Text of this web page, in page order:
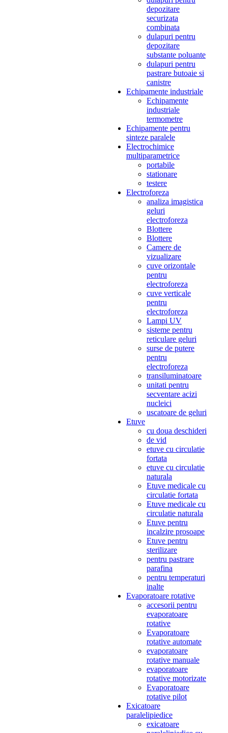
depozitare
securizata
combinata
dulapuri pentru
depozitare
substante poluante
dulapuri pentru
pastrare butoaie si
canistre
Echipamente industriale
Echipamente
industriale
termometre
Echipamente pentru
sinteze paralele
Electrochimice
multiparametrice
portabile
stationare
testere
Electroforeza
analiza imagistica
geluri
electroforeza
Blottere
Blottere
Camere de
vizualizare
cuve orizontale
pentru
electroforeza
cuve verticale
pentru
electroforeza
Lampi UV
sisteme pentru
reticulare geluri
surse de putere
pentru
electroforeza
transiluminatoare
unitati pentru
secventare acizi
nucleici
uscatoare de geluri
Etuve
cu doua deschideri
de vid
etuve cu circulatie
fortata
etuve cu circulatie
naturala
Etuve medicale cu
circulatie fortata
Etuve medicale cu
circulatie naturala
Etuve pentru
incalzire prosoape
Etuve pentru
sterilizare
pentru pastrare
parafina
pentru temperaturi
inalte
Evaporatoare rotative
accesorii pentru
evaporatoare
rotative
Evaporatoare
rotative automate
evaporatoare
rotative manuale
evaporatoare
rotative motorizate
Evaporatoare
rotative pilot
Exicatoare
paralelipiedice
exicatoare